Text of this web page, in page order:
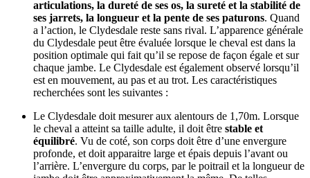
articulations, la dureté de ses os, la sureté et la stabilité de
ses jarrets, la longueur et la pente de ses paturons. Quand
a l’action, le Clydesdale reste sans rival. L’apparence générale
du Clydesdale peut être évaluée lorsque le cheval est dans la
position optimale qui fait qu’il se repose de façon égale et sur
chaque jambe. Le Clydesdale est également observé lorsqu’il
est en mouvement, au pas et au trot. Les caractéristiques
recherchées sont les suivantes :
Le Clydesdale doit mesurer aux alentours de 1,70m. Lorsque
le cheval a atteint sa taille adulte, il doit être stable et
équilibré. Vu de coté, son corps doit être d’une envergure
profonde, et doit apparaitre large et épais depuis l’avant ou
l’arrière. L’envergure du corps, par le poitrail et la longueur de